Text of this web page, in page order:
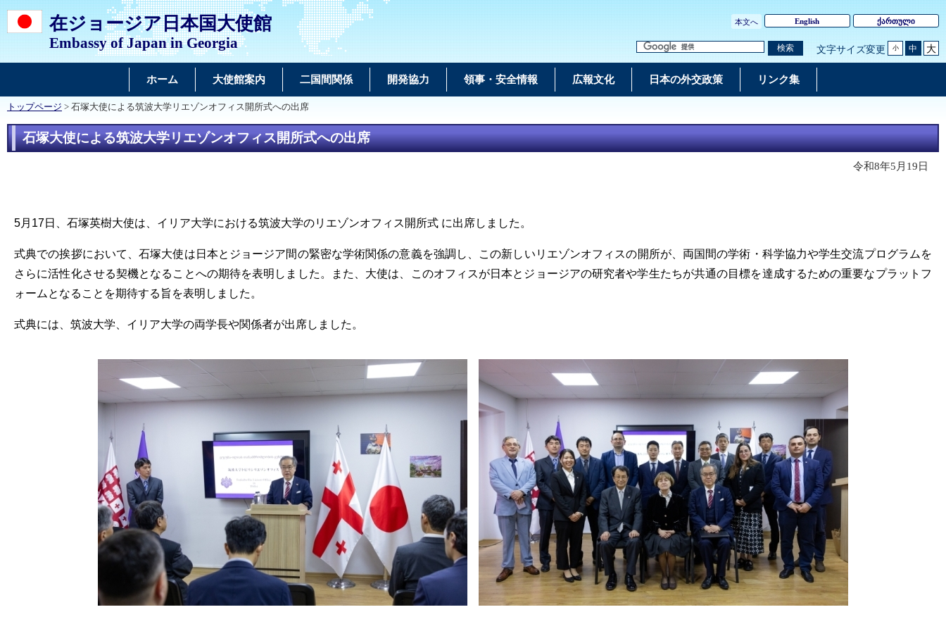
在ジョージア日本国大使館
Embassy of Japan in Georgia
本文へ English ქართული
検索 文字サイズ変更 小 中 大
ホーム 大使館案内 二国間関係 開発協力 領事・安全情報 広報文化 日本の外交政策 リンク集
トップページ > 石塚大使による筑波大学リエゾンオフィス開所式への出席
石塚大使による筑波大学リエゾンオフィス開所式への出席
令和8年5月19日
5月17日、石塚英樹大使は、イリア大学における筑波大学のリエゾンオフィス開所式 に出席しました 。
式典での挨拶において、石塚大使は日本とジョージア間の緊密な学術関係の意義を強調し、この新しいリエゾンオフィスの開所が、両国間の学術・ 科学協力や学生交流プログラムを
さらに活性化させる契機となることへの期待を表明しました。また、大使は、このオフィスが日本とジョージアの研究者や学生たちが共通の目標を達成するための重要なプラットフ
ォームとなることを期待する旨を表明しました。
式典には、筑波大学、イリア大学の両学長や関係者が出席しました。